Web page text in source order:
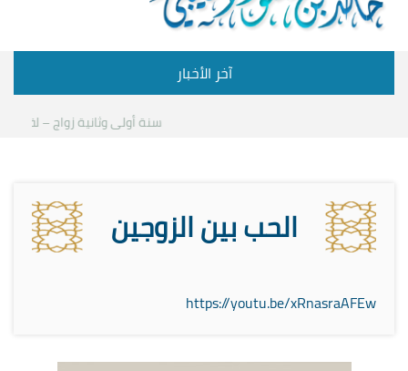
آخر الأخبار
سنة أولى وثانية زواج – لقاء
الحب بين الزوجين
https://youtu.be/xRnasraAFEw